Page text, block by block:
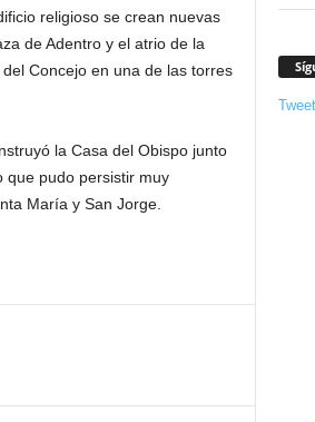
religioso se crean nuevas
de Adentro y el atrio de la
Concejo en una de las torres
la Casa del Obispo junto
que pudo persistir muy
María y San Jorge.